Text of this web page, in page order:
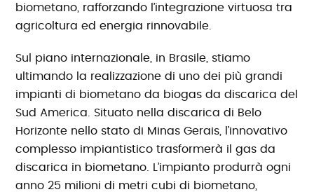
biometano, rafforzando l’integrazione virtuosa tra
agricoltura ed energia rinnovabile.
Sul piano internazionale, in Brasile, stiamo
ultimando la realizzazione di uno dei più grandi
impianti di biometano da biogas da discarica del
Sud America. Situato nella discarica di Belo
Horizonte nello stato di Minas Gerais, l’innovativo
complesso impiantistico trasformerà il gas da
discarica in biometano. L’impianto produrrà ogni
anno 25 milioni di metri cubi di biometano,